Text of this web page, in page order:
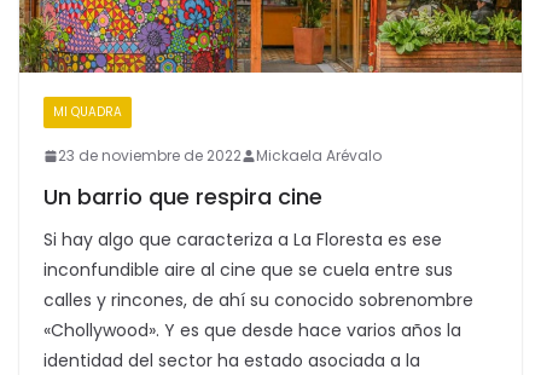
MI QUADRA
23 de noviembre de 2022 Mickaela Arévalo
Un barrio que respira cine
Si hay algo que caracteriza a La Floresta es ese
inconfundible aire al cine que se cuela entre sus
calles y rincones, de ahí su conocido sobrenombre
«Chollywood». Y es que desde hace varios años la
identidad del sector ha estado asociada a la